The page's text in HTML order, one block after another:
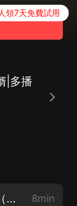
領7天免費試用
|多播
贅婿雄起風水路 001 窩囊廢葉辰（新書上架，求關注訂閱好評） 8min